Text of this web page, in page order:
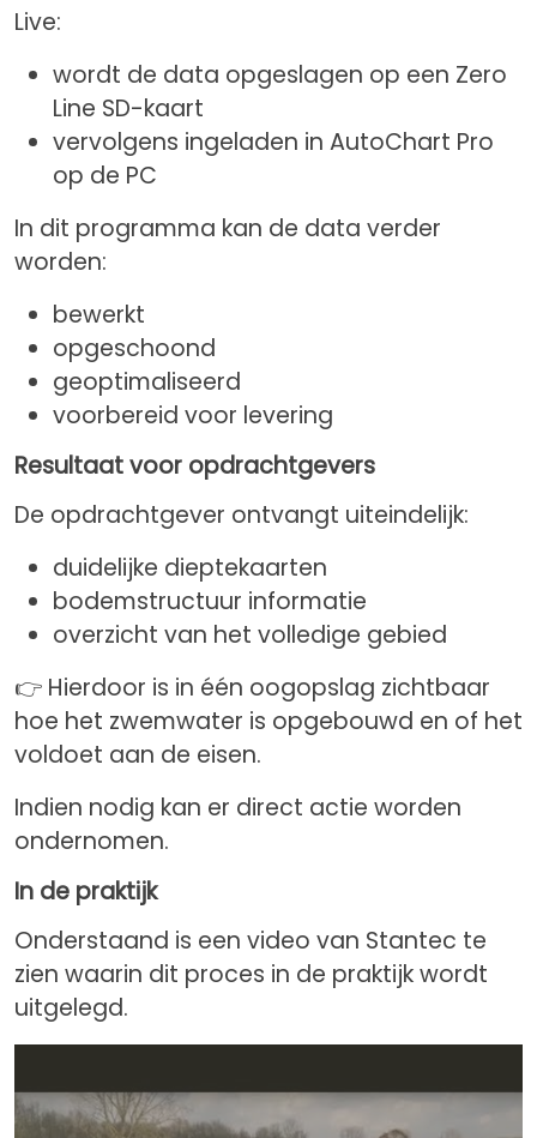
Live:
wordt de data opgeslagen op een Zero
Line SD-kaart
vervolgens ingeladen in AutoChart Pro
op de PC
In dit programma kan de data verder
worden:
bewerkt
opgeschoond
geoptimaliseerd
voorbereid voor levering
Resultaat voor opdrachtgevers
De opdrachtgever ontvangt uiteindelijk:
duidelijke dieptekaarten
bodemstructuur informatie
overzicht van het volledige gebied
👉 Hierdoor is in één oogopslag zichtbaar
hoe het zwemwater is opgebouwd en of het
voldoet aan de eisen.
Indien nodig kan er direct actie worden
ondernomen.
In de praktijk
Onderstaand is een video van Stantec te
zien waarin dit proces in de praktijk wordt
uitgelegd.